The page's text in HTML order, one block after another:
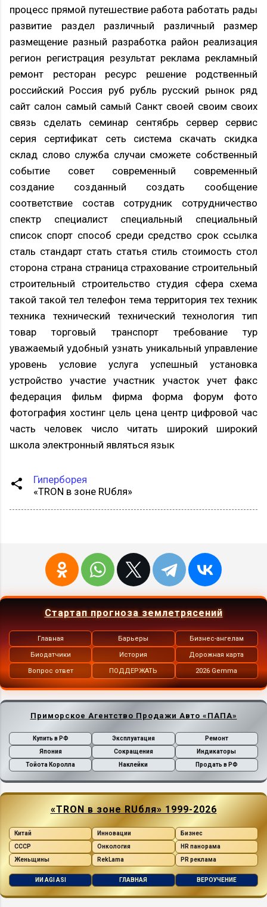
процесс прямой путешествие работа работать рады
развитие раздел различный различный размер
размещение разный разработка район реализация
регион регистрация результат реклама рекламный
ремонт ресторан ресурс решение родственный
российский Россия руб рубль русский рынок ряд
сайт салон самый самый Санкт своей своим своих
связь сделать семинар сентябрь сервер сервис
серия сертификат сеть система скачать скидка
склад слово служба случаи сможете собственный
событие совет современный современный
создание созданный создать сообщение
соответствие состав сотрудник сотрудничество
спектр специалист специальный специальный
список спорт способ среди средство срок ссылка
сталь стандарт стать статья стиль стоимость стол
сторона страна страница страхование строительный
строительный строительство студия сфера схема
такой такой тел телефон тема территория тех техник
техника технический технический технология тип
товар торговый транспорт требование тур
уважаемый удобный узнать уникальный управление
уровень условие услуга успешный установка
устройство участие участник участок учет факс
федерация фильм фирма форма форум фото
фотография хостинг цель цена центр цифровой час
часть человек число читать широкий широкий
школа электронный являться язык
Гиперборея
«TRON в зоне RUбля»
Стартап прогноза землетрясений
Главная
Биодатчики
Вопрос ответ
Барьеры
История
ПОДДЕРЖАТЬ
Бизнес-ангелам
Дорожная карта
2026 Gemma
Приморское Агентство Продажи Авто «ПАПА»
Купить в РФ
Япония
Тойота Королла
Эксплуатация
Сокращения
Наклейки
Ремонт
Индикаторы
Продать в РФ
«TRON в зоне RUбля» 1999-2026
Китай
СССР
Женьщины
Инновации
Онкология
RekLama
Бизнес
HR панорама
PR реклама
ИИ AGI ASI ГЛАВНАЯ ВЕРОУЧЕНИЕ